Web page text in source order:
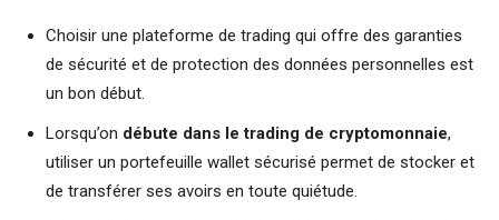
Choisir une plateforme de trading qui offre des garanties
de sécurité et de protection des données personnelles est
un bon début.
Lorsqu’on débute dans le trading de cryptomonnaie,
utiliser un portefeuille wallet sécurisé permet de stocker et
de transférer ses avoirs en toute quiétude.